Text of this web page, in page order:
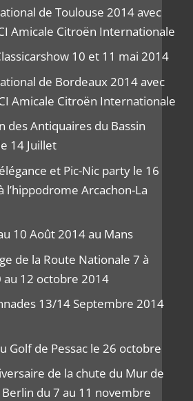
de Toulouse 2014 avec
Amicale Citroën Internationale
10 et 11 mai 2014
de Bordeaux 2014 avec
Amicale Citroën Internationale
des Antiquaires du Bassin
14 Juillet
et Pic-Nic party le 16
l’hippodrome Arcachon-La
10 Août 2014 au Mans
de la Route Nationale 7 à
au 12 octobre 2014
13/14 Septembre 2014
Golf de Pessac le 26 octobre
de la chute du Mur de
du 7 au 11 novembre